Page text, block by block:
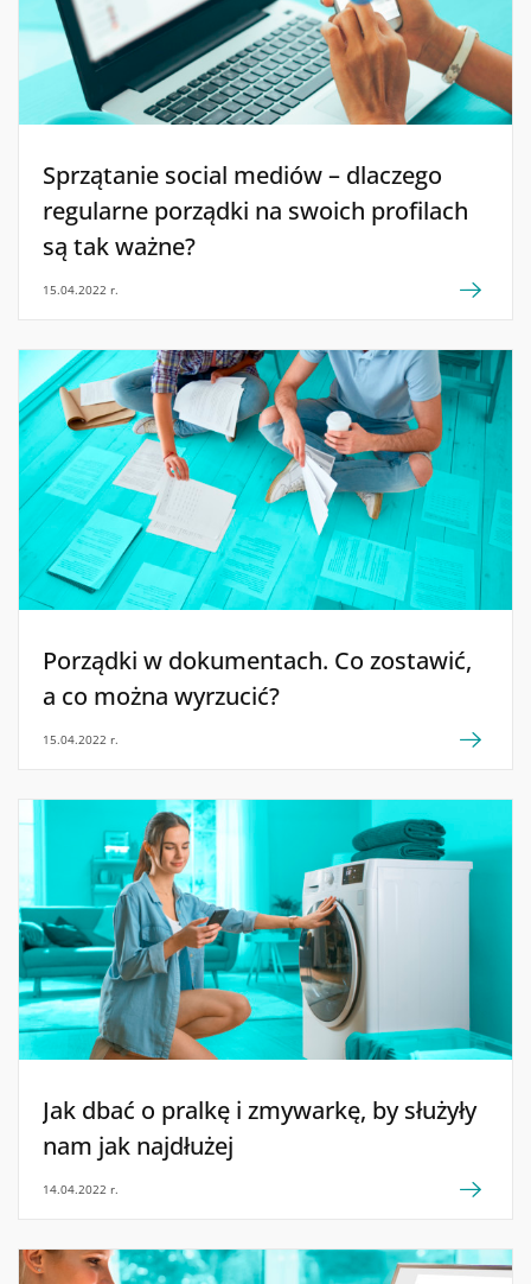
Sprzątanie social mediów – dlaczego
regularne porządki na swoich profilach
są tak ważne?
15.04.2022 r.
Porządki w dokumentach. Co zostawić,
a co można wyrzucić?
15.04.2022 r.
Jak dbać o pralkę i zmywarkę, by służyły
nam jak najdłużej
14.04.2022 r.